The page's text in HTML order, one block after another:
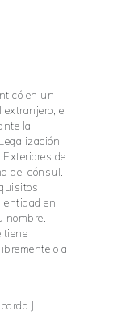
en un
extranjero, el
la
de
del cónsul.
entidad en
nombre.
tiene
o a
J.